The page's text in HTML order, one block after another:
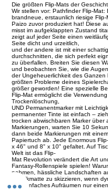
Die größten Flip-Mats der
Wir stellen vor: Pathfinder Flip-Mat:
brandneue, erstaunlich riesige
Paizo zuvor produziert hat! Diese
misst im aufgeklappten Zustand
zeigt auf jeder Seite einen
Seite dicht und urzeitlich,
und der andere ist mit einer
durchschnitten, die sich perfekt
zu überfallen. Breiten Sie diesen
und beobachten Sie, wie die
der Ungeheuerlichkeit des Ganzen
größten Probleme deines
größer geworden! Eine spezielle
Flip-Mat ermöglicht die
Trockenlöschung,
UND Permanentmarker mit
permanenter Tinte ist einfach –
trocken abwischbaren Marker über
Markierungen, warten Sie 10
dann beide Markierungen mit
Papiertuch ab. Jede Enormous
x 46" und 8" x 10" gefaltet. Auf
Welt ist das Flip-
Mat Revolution verändert die Art
Fantasy-Rollenspiele spielen!
nehmen, hässliche Landschaften
Plastikmatte zu skizzieren, wenn
und einfaches Aufräumen nur